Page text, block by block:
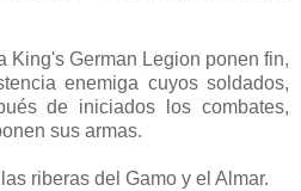
King's German Legion ponen fin,
enemiga cuyos soldados,
de iniciados los combates,
sus armas.
riberas del Gamo y el Almar.